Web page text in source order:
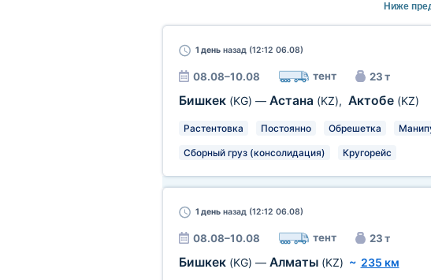
Ниже
1 деньназад (12:12 06.08)
08.08–10.08 тент 23 т
Бишкек (KG) — Астана (KZ), Актобе (KZ)
Растентовка Постоянно Обрешетка
Сборный груз (консолидация) Кругорейс
1 деньназад (12:12 06.08)
08.08–10.08 тент 23 т
Бишкек (KG) — Алматы (KZ) ~ 235 км